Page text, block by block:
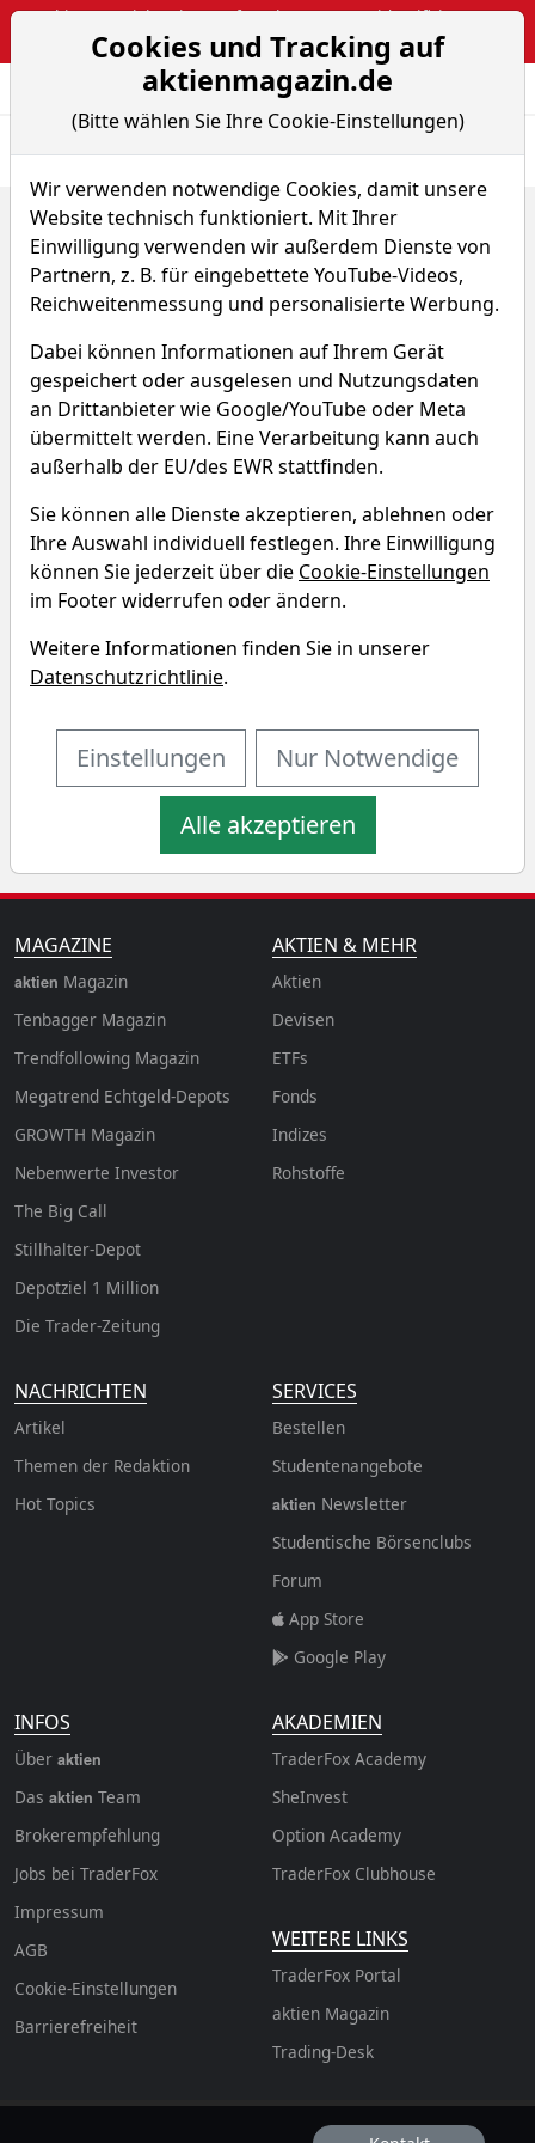
Webinar: Berichtsaison auf Hochtouren – So identifiziert man
Pivotal-News-Points
Aktien- und
Home Aktien Kura Oncology Inc. Sparplan-Simulator
Kura Oncology Aktie
Kura Oncology Sparplan-
Simulator
Startkapital monatlicher Sparbetrag
n
MAGAZINE
aktien Magazin
Tenbagger Magazin
Trendfollowing Magazin
Megatrend Echtgeld-Depots
GROWTH Magazin
Nebenwerte Investor
The Big Call
Stillhalter-Depot
Depotziel 1 Million
Die Trader-Zeitung
AKTIEN & MEHR
Aktien
Devisen
ETFs
Fonds
Indizes
Rohstoffe
NACHRICHTEN
Artikel
Themen der Redaktion
Hot Topics
SERVICES
Bestellen
Studentenangebote
aktien Newsletter
Studentische Börsenclubs
Forum
App Store
Google Play
INFOS
Über aktien
Das aktien Team
Brokerempfehlung
Jobs bei TraderFox
Impressum
AGB
Cookie-Einstellungen
Barrierefreiheit
AKADEMIEN
TraderFox Academy
SheInvest
Option Academy
TraderFox Clubhouse
WEITERE LINKS
TraderFox Portal
aktien Magazin
Trading-Desk
Cookies und Tracking auf
aktienmagazin.de
(Bitte wählen Sie Ihre Cookie-Einstellungen)
Wir verwenden notwendige Cookies, damit unsere
Website technisch funktioniert. Mit Ihrer
Einwilligung verwenden wir außerdem Dienste von
Partnern, z. B. für eingebettete YouTube-Videos,
Reichweitenmessung und personalisierte Werbung.
Dabei können Informationen auf Ihrem Gerät
gespeichert oder ausgelesen und Nutzungsdaten
an Drittanbieter wie Google/YouTube oder Meta
übermittelt werden. Eine Verarbeitung kann auch
außerhalb der EU/des EWR stattfinden.
Sie können alle Dienste akzeptieren, ablehnen oder
Ihre Auswahl individuell festlegen. Ihre Einwilligung
können Sie jederzeit über die Cookie-Einstellungen
im Footer widerrufen oder ändern.
Weitere Informationen finden Sie in unserer
Datenschutzrichtlinie.
Einstellungen Nur Notwendige
Alle akzeptieren